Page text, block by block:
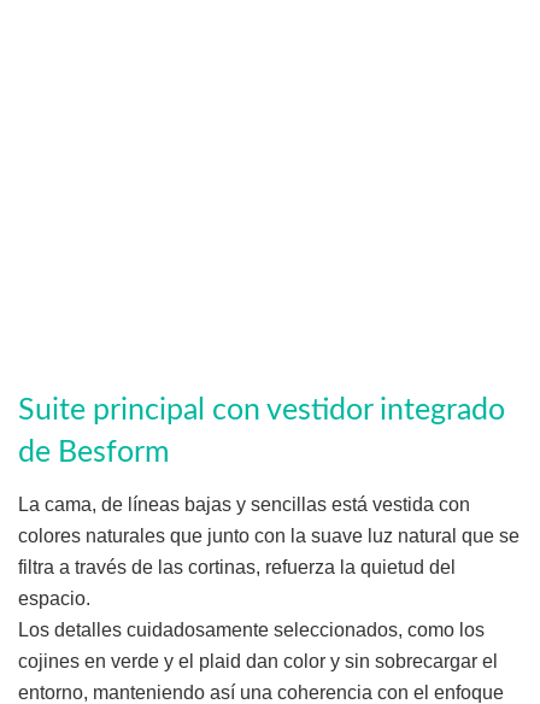
Suite principal con vestidor integrado
de Besform
La cama, de líneas bajas y sencillas está vestida con
colores naturales que junto con la suave luz natural que se
filtra a través de las cortinas, refuerza la quietud del
espacio.
Los detalles cuidadosamente seleccionados, como los
cojines en verde y el plaid dan color y sin sobrecargar el
entorno, manteniendo así una coherencia con el enfoque